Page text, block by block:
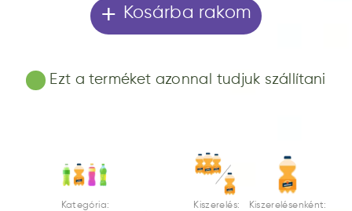
+ Kosárba rakom
Ezt a terméket azonnal tudjuk szállítani
Kategória: Kiszerelés: Kiszerelésenként: